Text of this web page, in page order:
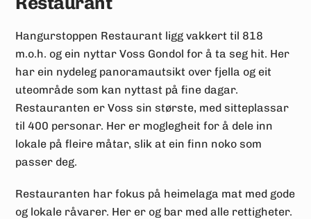
Hangurstoppen Restaurant ligg vakkert til 818
m.o.h. og ein nyttar Voss Gondol for å ta seg hit. Her
har ein nydeleg panoramautsikt over fjella og eit
uteområde som kan nyttast på fine dagar.
Restauranten er Voss sin største, med sitteplassar
til 400 personar. Her er moglegheit for å dele inn
lokale på fleire måtar, slik at ein finn noko som
passer deg.
Restauranten har fokus på heimelaga mat med gode
og lokale råvarer. Her er og bar med alle rettigheter.